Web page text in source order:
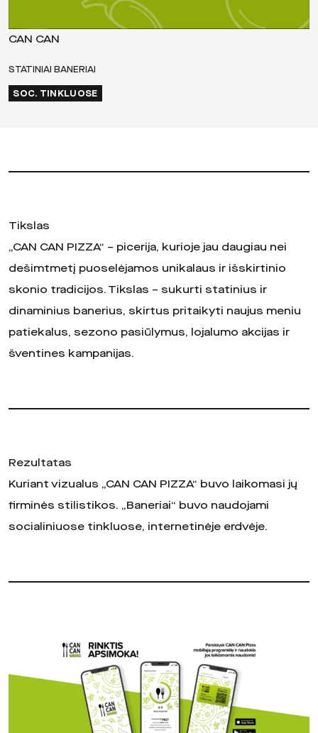
CAN CAN
STATINIAI BANERIAI
SOC. TINKLUOSE
Tikslas
„CAN CAN PIZZA“ – picerija, kurioje jau daugiau nei
dešimtmetį puoselėjamos unikalaus ir išskirtinio
skonio tradicijos. Tikslas – sukurti statinius ir
dinaminius banerius, skirtus pritaikyti naujus meniu
patiekalus, sezono pasiūlymus, lojalumo akcijas ir
šventines kampanijas.
Rezultatas
Kuriant vizualus „CAN CAN PIZZA“ buvo laikomasi jų
firminės stilistikos. „Baneriai“ buvo naudojami
socialiniuose tinkluose, internetinėje erdvėje.